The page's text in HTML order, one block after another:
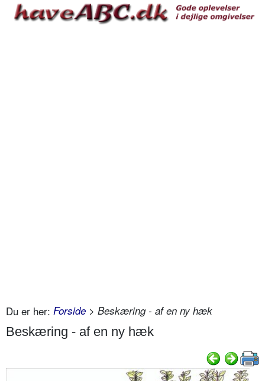
Du er her: Forside > Beskæring - af en ny hæk
Beskæring - af en ny hæk